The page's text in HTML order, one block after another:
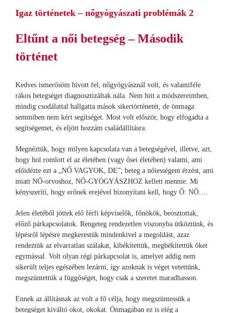
Igaz történetek – nőgyógyászati problémák 2
Eltűnt a női betegség – Második
történet
Kedves ismerősöm hívott fel, nőgyógyásznál volt, és valamiféle
rákos betegséget diagnosztizáltak nála. Nem hitt a módszereimben,
mindig csodálattal hallgatta mások sikertörténetét, de önmaga
semmiben nem kért segítséget. Most volt először, hogy elfogadta a
segítségemet, és eljött hozzám családállításra.
Megnéztük, hogy milyen kapcsolata van a betegségével, illetve, azt,
hogy hol romlott el az életében (vagy ősei életében) valami, ami
előidézte ezt a „NŐ VAGYOK, DE”; beteg a nőiességem érzést, ami
miatt NŐ-orvoshoz, NŐ-GYÓGYÁSZHOZ kellett mennie. Mi
kényszeríti, hogy erőnek erejével bizonyítani kell, hogy Ő: NŐ….
Jelen életéből jöttek elő férfi képviselők, főnökök, beosztottak,
előző párkapcsolatok. Rengeteg rendezetlen viszonyba ütköztünk, és
lépésről lépésre megkerestük mindenkivel a megoldást, azaz
rendeztük az elvarratlan szálakat, kibékítettük, megbékítettük őket
egymással. Volt olyan régi párkapcsolat is, amelyet addig nem
sikerült teljes egészében lezárni, így azoknak is véget vetettünk,
megszüntettük a függőséget, hogy csak a szeretet maradhasson.
Ennek az állításnak az volt a fő célja, hogy megszüntessük a
betegséget kiváltó okot, okokat. Önmagában ez is elég a